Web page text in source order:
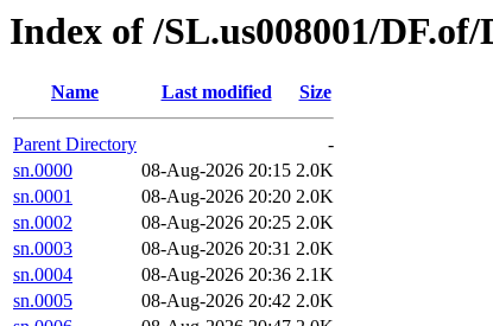
Index of /SL.us008001/
Name Last modified Size
Parent Directory
-
sn.0000
08-Aug-2026 20:15 2.0K
sn.0001
08-Aug-2026 20:20 2.0K
sn.0002
08-Aug-2026 20:25 2.0K
sn.0003
08-Aug-2026 20:31 2.0K
sn.0004
08-Aug-2026 20:36 2.1K
sn.0005
08-Aug-2026 20:42 2.0K